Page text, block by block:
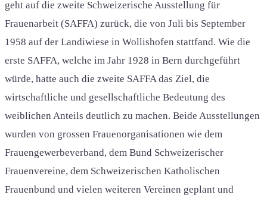
geht auf die zweite Schweizerische Ausstellung für
Frauenarbeit (SAFFA) zurück, die von Juli bis September
1958 auf der Landiwiese in Wollishofen stattfand. Wie die
erste SAFFA, welche im Jahr 1928 in Bern durchgeführt
würde, hatte auch die zweite SAFFA das Ziel, die
wirtschaftliche und gesellschaftliche Bedeutung des
weiblichen Anteils deutlich zu machen. Beide Ausstellungen
wurden von grossen Frauenorganisationen wie dem
Frauengewerbeverband, dem Bund Schweizerischer
Frauenvereine, dem Schweizerischen Katholischen
Frauenbund und vielen weiteren Vereinen geplant und